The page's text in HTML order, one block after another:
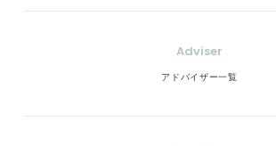
Adviser
アドバイザー一覧